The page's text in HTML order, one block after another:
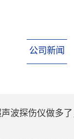
公司新闻